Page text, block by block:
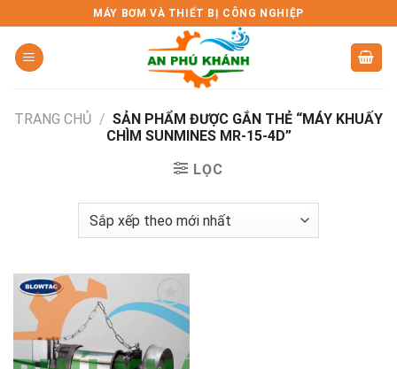
to
content
MÁY BƠM VÀ THIẾT BỊ CÔNG NGHIỆP
TRANG CHỦ / SẢN PHẨM ĐƯỢC GẮN THẺ “MÁY KHUẤY
CHÌM SUNMINES MR-15-4D”
LỌC
Add to
wishlist